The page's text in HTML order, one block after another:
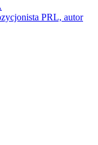
PRL, autor